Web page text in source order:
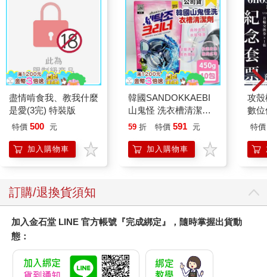
指出政策可以在組織或機構層面（微政策）或國家、區域或國際
層面（宏觀政策）制定，且政策反映在所謂的政策工具之中。
在資訊科學領域，2010年凱斯（Donald O. Case）將「圖書館和
資訊政策」定義為「旨在促進在整個社會中創建和傳播資訊的法
律、法規和實踐」。這個定義具體到特定領域，強調政策在促進
資訊流通中的作用。
政策的核心：一種生活方式的選擇
上述定義往往忽略了政策制定中一個至關重要的元素——「選
擇」。選擇應該被視為政策中最根本的前提和核心要素。政策的
制定過程本質上是在多種可能的方案中進行選擇的過程，例如選
向確立，便會決定人們未來的生活環境和秩序。
從這個角度理解，政策本質上是一種生活方式的選擇，藉由規範
的理想生活環境和方式。凱斯曾經深刻指出，人們在目標和價值
觀方面「始終存在某種程度的分歧」。因此，有關政策制定和發
展的相關課題，不僅是社會、法律層面的議題，更是生活、文
化、價值和哲學等各方面「選擇」的角力議題。這種理解將政策
從技術性的管理工具提升為社會價值選擇的載體。
回到最前面的討論，想像一下：當我們在網路上搜尋資料、在社
群媒體分享照片、或用手機支付時，我們其實都在做出重要的
盡情啃食我、教我什麼
是愛(3完) 特裝版
特價 500 元
加入購物車
韓國SANDOKKAEBI
山鬼怪 洗衣槽清潔劑
450公克-10包組
59 折 特價 591 元
加入購物車
攻殼
數
特價
訂購/退換貨須知
加入金石堂 LINE 官方帳號『完成綁定』，隨時掌握出貨動
態：